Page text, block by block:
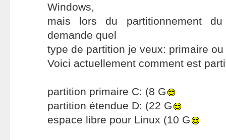
Windows,
mais lors du partitionnement
demande quel
type de partition je veux: primaire
Voici actuellement comment est
partition primaire C: (8 G
partition étendue D: (22 G
espace libre pour Linux (10 G